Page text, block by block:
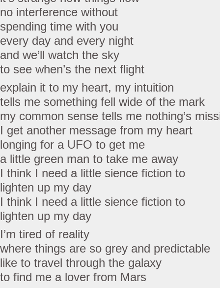
no interference without
spending time with you
every day and every night
and we’ll watch the sky
to see when’s the next flight
explain it to my heart, my intuition
tells me something fell wide of the mark
my common sense tells me nothing’s
I get another message from my heart
longing for a UFO to get me
a little green man to take me away
I think I need a little sience fiction to
lighten up my day
I think I need a little sience fiction to
lighten up my day
I’m tired of reality
where things are so grey and predictable
like to travel through the galaxy
to find me a lover from Mars